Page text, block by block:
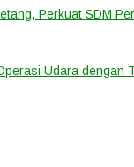
Perkuat SDM
Udara dengan